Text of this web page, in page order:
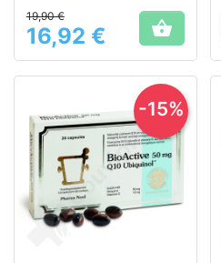
Prix
19,90 €
16,92 € 
-15%